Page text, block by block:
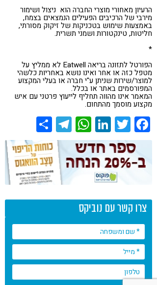
הרעיון מאחורי מוצרי החברה הוא ניצול ושימור
מירבי של הרכיבים הפעילים הנמצאים בצמח,
באמצעות שימוש בטכניקות של זיקוק מסורתי,
חליטות, טינקטורות ושמני תשרית.
*
הפורטל לתזונה בריאה Eatwell לא ממליץ על
מטפל כזה או אחר ואינו נושא באחריות כלשהי
למוצר/שירות שניתן ע"י חברה או בעלי המקצוע
המפורסמים באתר או בכלל.
המאמר אינו מהווה תחליף לייעוץ פרטני עם איש
מקצוע מוסמך מהתחום.
Facebook
Twitter
LinkedIn
WhatsApp
Telegram
צרו קשר עם נוביקס